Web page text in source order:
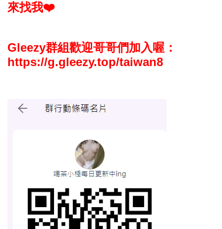
來找我❤️
Gleezy群組歡迎哥哥們加入喔 ：
https://g.gleezy.top/taiwan8